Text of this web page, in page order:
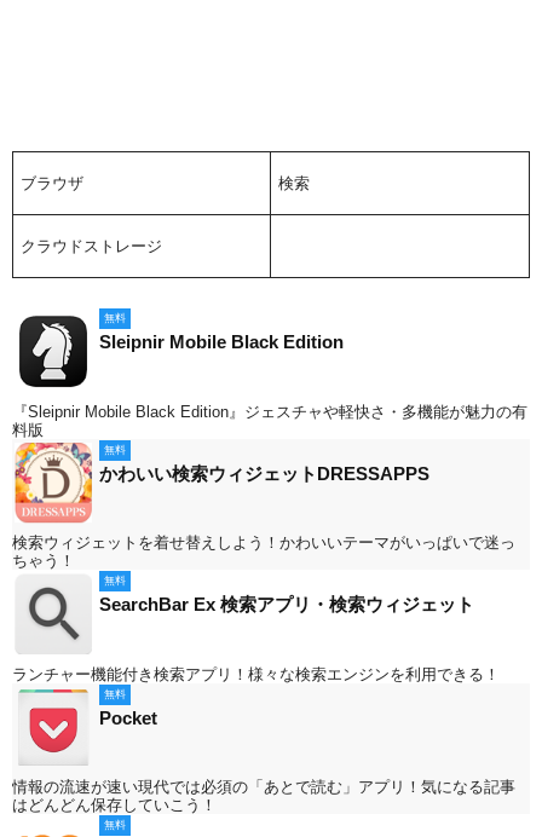
ブラウザ 検索
クラウドストレージ
無料
Sleipnir Mobile Black Edition
『Sleipnir Mobile Black Edition』ジェスチャや軽快さ・多機能が魅力の有
料版
無料
かわいい検索ウィジェットDRESSAPPS
検索ウィジェットを着せ替えしよう！かわいいテーマがいっぱいで迷っ
ちゃう！
無料
SearchBar Ex 検索アプリ・検索ウィジェット
ランチャー機能付き検索アプリ！様々な検索エンジンを利用できる！
無料
Pocket
情報の流速が速い現代では必須の「あとで読む」アプリ！気になる記事
はどんどん保存していこう！
無料